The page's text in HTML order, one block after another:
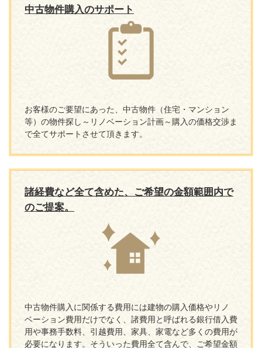
中古物件購入のサポート
お客様のご要望にあった、中古物件（住宅・マンション
等）の物件探し～リノベーション計画～購入の価格交渉ま
で全てサポートさせて頂きます。
諸経費など全て含めた、ご希望の金額範囲内で
のご提案。
中古物件購入に関係する費用には建物の購入価格やリノ
ベーション費用だけでなく、諸費用と呼ばれる銀行借入費
用や事務手数料、引越費用、家具、家電など多くの費用が
必要になります。そういった費用全て含んで、ご希望金額